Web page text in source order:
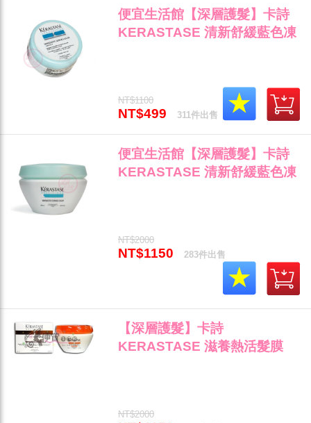
便宜生活館【深層護髮】卡詩
KERASTASE 清新舒緩藍色凍
NT$1100
NT$499 311件出售
便宜生活館【深層護髮】卡詩
KERASTASE 清新舒緩藍色凍
NT$2000
NT$1150 283件出售
【深層護髮】卡詩
KERASTASE 滋養熱活髮膜
NT$2000